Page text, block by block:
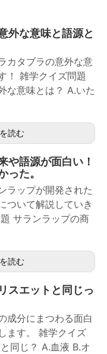
外な意味と語源と
カタブラの意外な意
！ 雑学クイズ問題
な意味とは？ A.いた
読む
や語源が面白い！
った。
ラップが開発された
ついて解説していき
サランラップの商
読む
スエットと同じっ
成分にまつわる面白
ます。 雑学クイズ
同じ？ A.血液 B.オ